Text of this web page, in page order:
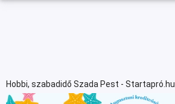
Hobbi, szabadidő Szada Pest - Startapró.hu